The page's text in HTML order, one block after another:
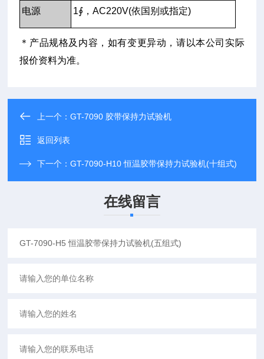
电源 1∮，AC220V(依国别或指定)
＊产品规格及内容，如有变更异动，请以本公司实际
报价资料为准。
上一个：GT-7090 胶带保持力试验机
返回列表
下一个：GT-7090-H10 恒温胶带保持力试验机(十组式)
在线留言